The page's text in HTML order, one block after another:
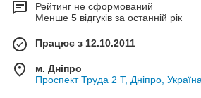
Рейтинг не сформований
Менше 5 відгуків за останній рік
Працює з 12.10.2011
м. Дніпро
Проспект Труда 2 Т, Дніпро,